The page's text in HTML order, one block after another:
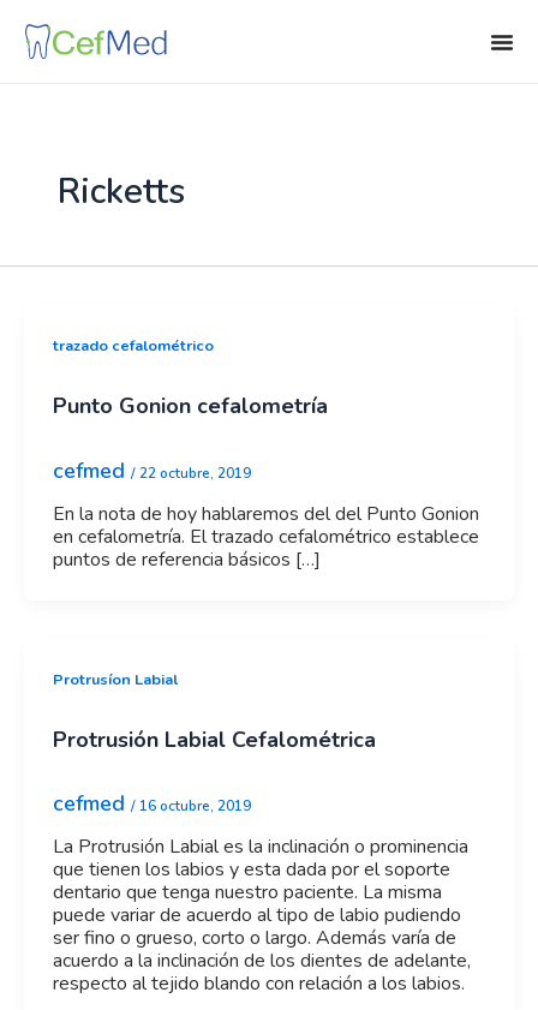
contenido
Ricketts
trazado cefalométrico
Punto Gonion cefalometría
cefmed /22 octubre, 2019
En la nota de hoy hablaremos del del Punto Gonion
en cefalometría. El trazado cefalométrico establece
puntos de referencia básicos […]
Protrusíon Labial
Protrusión Labial Cefalométrica
cefmed / 16 octubre, 2019
La Protrusión Labial es la inclinación o prominencia
que tienen los labios y esta dada por el soporte
dentario que tenga nuestro paciente. La misma
puede variar de acuerdo al tipo de labio pudiendo
ser fino o grueso, corto o largo. Además varía de
acuerdo a la inclinación de los dientes de adelante,
respecto al tejido blando con relación a los labios.